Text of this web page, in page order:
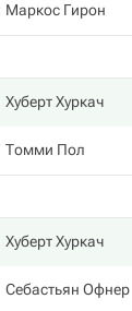
Маркос Гирон
Хуберт Хуркач
Томми Пол
Хуберт Хуркач
Себастьян Офнер